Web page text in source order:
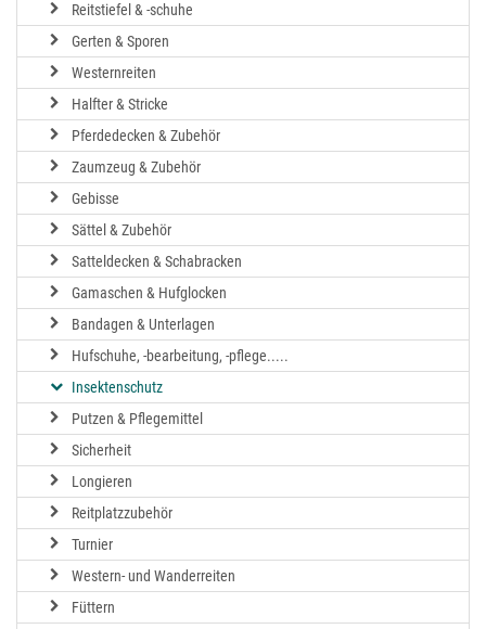
Reitstiefel & -schuhe
Gerten & Sporen
Westernreiten
Halfter & Stricke
Pferdedecken & Zubehör
Zaumzeug & Zubehör
Gebisse
Sättel & Zubehör
Satteldecken & Schabracken
Gamaschen & Hufglocken
Bandagen & Unterlagen
Hufschuhe, -bearbeitung, -pflege.....
Insektenschutz
Putzen & Pflegemittel
Sicherheit
Longieren
Reitplatzzubehör
Turnier
Western- und Wanderreiten
Füttern